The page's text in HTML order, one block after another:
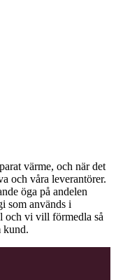
värme, och när det
och våra leverantörer.
öga på andelen
som används i
och vi vill förmedla så
kund.